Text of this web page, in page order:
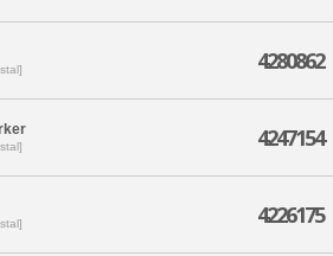
4280862
4247154
4226175